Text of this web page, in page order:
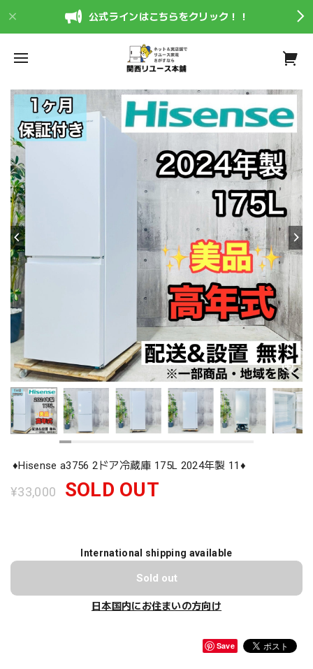
公式ラインはこちらをクリック！！
♦️Hisense a3756 2ドア冷蔵庫 175L 2024年製 11♦️
¥33,000 SOLD OUT
International shipping available
Sold out
日本国内にお住まいの方向け
Save